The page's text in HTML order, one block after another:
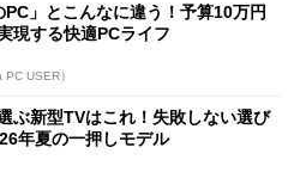
PC」とこんなに違う！予算10万円
現する快適PCライフ
USER）
ぶ新型TVはこれ！失敗しない選び
年夏の一押しモデル